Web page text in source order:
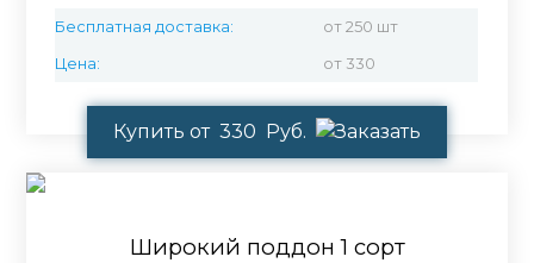
Бесплатная доставка: от 250 шт
Цена: от 330
Купить от 330 Руб.
Широкий поддон 1 сорт